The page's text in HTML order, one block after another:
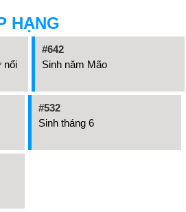
HẠNG
nổi
#642
Sinh năm Mão
#532
Sinh tháng 6